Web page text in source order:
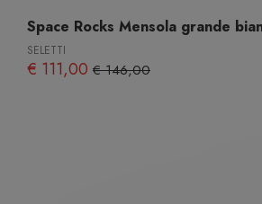
Space Rocks Mensola grande
SELETTI
€ 111,00 € 146,00